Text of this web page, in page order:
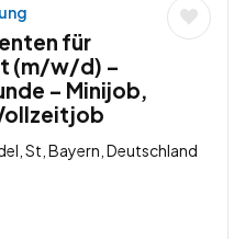
für
(m/w/d) –
– Minijob,
St, Bayern, Deutschland